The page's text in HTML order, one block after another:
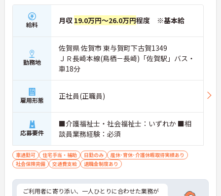
給料 月収 19.0万円～26.0万円程度 ※基本給
勤務地
佐賀県 佐賀市 東与賀町下古賀1349
ＪＲ長崎本線(鳥栖－長崎)「佐賀駅」バス・
車18分
雇用形態 正社員(正職員)
応募要件
■介護福祉士・社会福祉士：いずれか ■相
談員業務経験：必須
車通勤可 住宅手当・補助 日勤のみ
産休･育休･介護休暇取得実績あり
社会保険完備
交通費支給 退職金制度あり
ご利用者に寄り添い、一人ひとりに合わせた業務が